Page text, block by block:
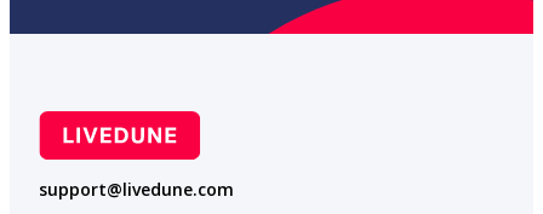
support@livedune.com